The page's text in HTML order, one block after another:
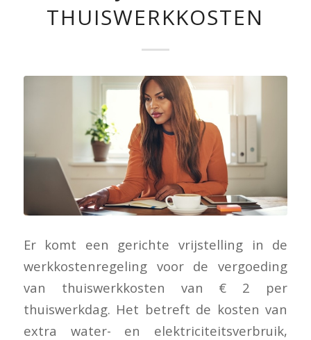
THUISWERKKOSTEN
Er komt een gerichte vrijstelling in de
werkkostenregeling voor de vergoeding
van thuiswerkkosten van € 2 per
thuiswerkdag. Het betreft de kosten van
extra water- en elektriciteitsverbruik,